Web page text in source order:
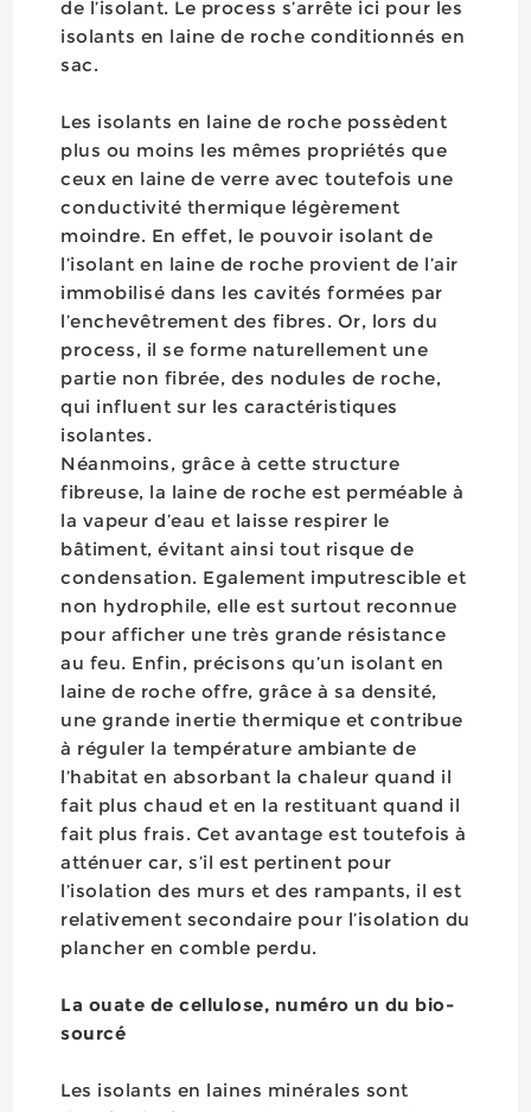
de l’isolant. Le process s’arrête ici pour les
isolants en laine de roche conditionnés en
sac.
Les isolants en laine de roche possèdent
plus ou moins les mêmes propriétés que
ceux en laine de verre avec toutefois une
conductivité thermique légèrement
moindre. En effet, le pouvoir isolant de
l’isolant en laine de roche provient de l’air
immobilisé dans les cavités formées par
l’enchevêtrement des fibres. Or, lors du
process, il se forme naturellement une
partie non fibrée, des nodules de roche,
qui influent sur les caractéristiques
isolantes.
Néanmoins, grâce à cette structure
fibreuse, la laine de roche est perméable à
la vapeur d’eau et laisse respirer le
bâtiment, évitant ainsi tout risque de
condensation. Egalement imputrescible et
non hydrophile, elle est surtout reconnue
pour afficher une très grande résistance
au feu. Enfin, précisons qu’un isolant en
laine de roche offre, grâce à sa densité,
une grande inertie thermique et contribue
à réguler la température ambiante de
l’habitat en absorbant la chaleur quand il
fait plus chaud et en la restituant quand il
fait plus frais. Cet avantage est toutefois à
atténuer car, s’il est pertinent pour
l’isolation des murs et des rampants, il est
relativement secondaire pour l’isolation du
plancher en comble perdu.
La ouate de cellulose, numéro un du bio-
sourcé
Les isolants en laines minérales sont